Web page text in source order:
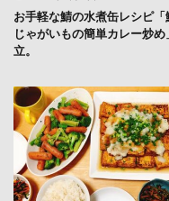
お手軽な鯖の水煮缶レシピ「
じゃがいもの簡単カレー炒め
立。